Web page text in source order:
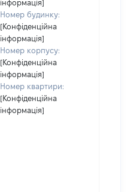
інформація]
Номер будинку:
[Конфіденційна
інформація]
Номер корпусу:
[Конфіденційна
інформація]
Номер квартири:
[Конфіденційна
інформація]